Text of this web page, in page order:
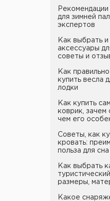
для зимней
экспертов
Как выбрать и
аксессуары
советы и
Как
купить весла
лодки
Как купить
коврик, зачем
чем его
Советы, как
кровать:
польза для сна
Как выбрать
размеры,
Какое